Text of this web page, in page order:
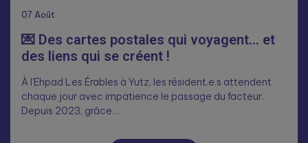
07 Août
💌 Des cartes postales qui voyagent… et
des liens qui se créent !
À l’Ehpad Les Érables à Yutz, les résident.e.s attendent
chaque jour avec impatience le passage du facteur.
Depuis 2023, grâce…